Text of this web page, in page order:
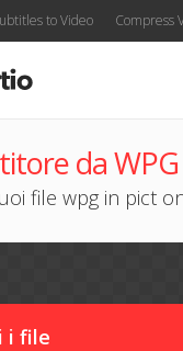
to Video Compress
da
file wpg in pict
i file